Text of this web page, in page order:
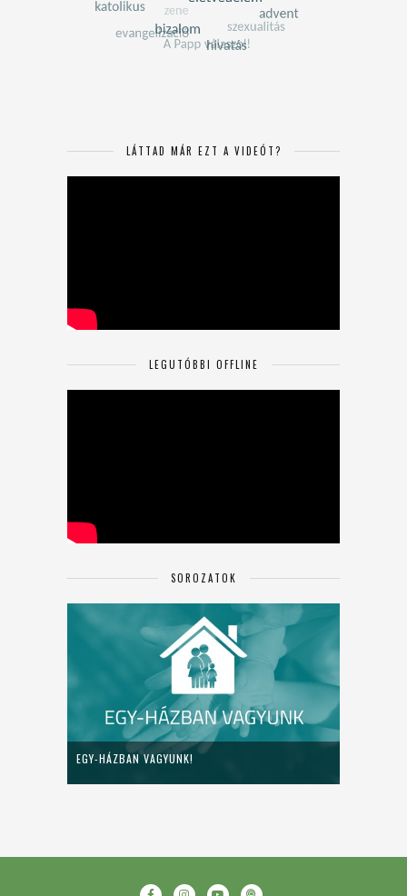
LÁTTAD MÁR EZT A VIDEÓT?
LEGUTÓBBI OFFLINE
SOROZATOK
EGY-HÁZBAN VAGYUNK!